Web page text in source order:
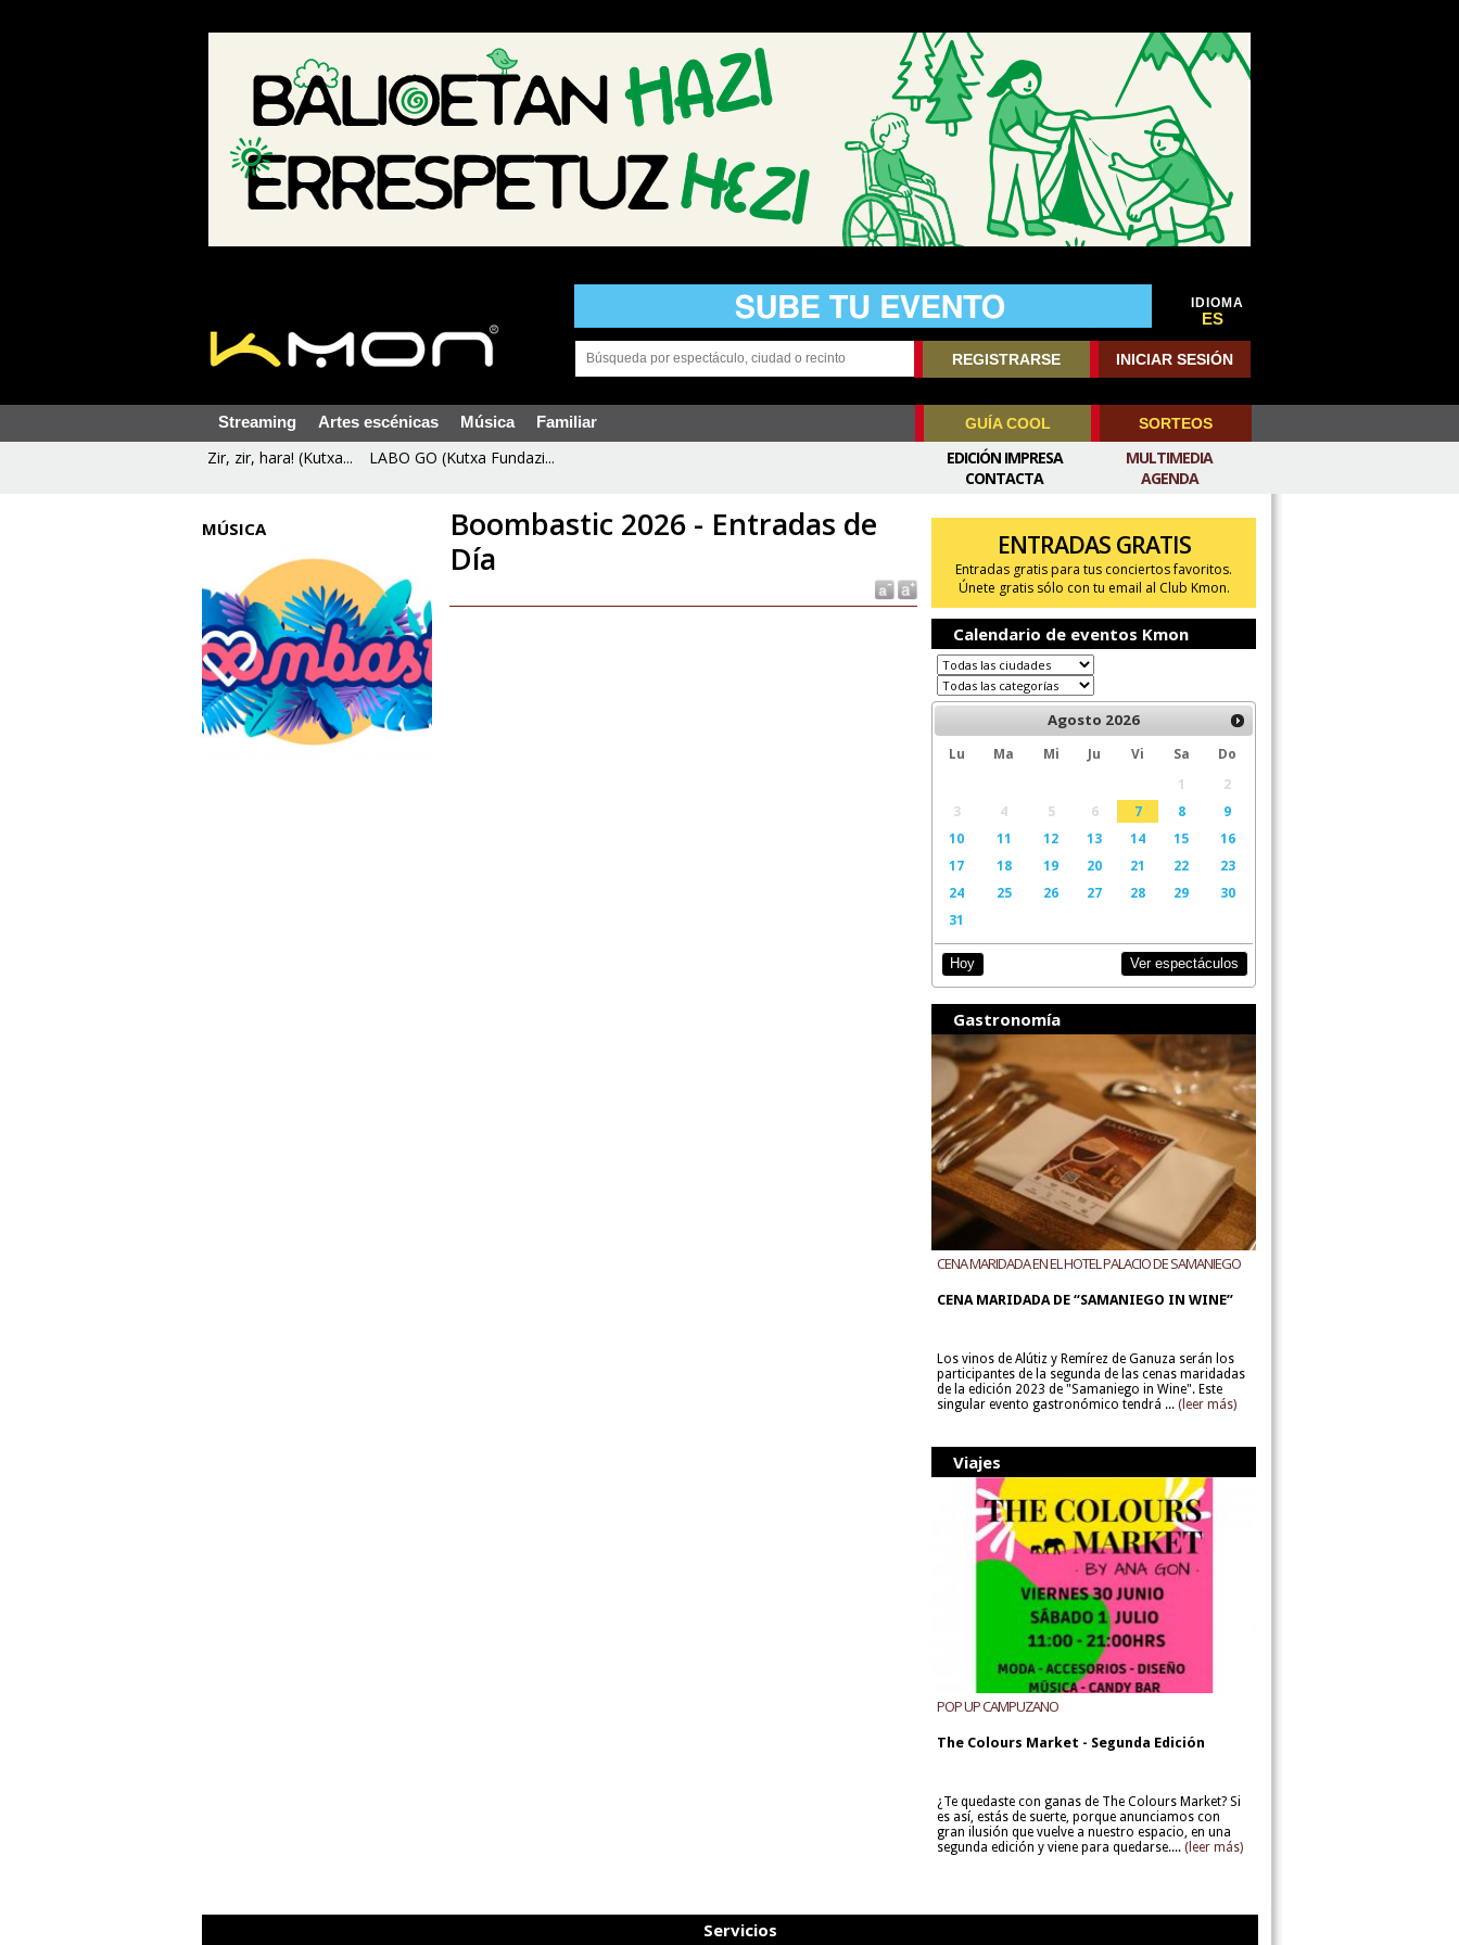
IDIOMA
ES
REGISTRARSE INICIAR SESIÓN
Streaming Artes escénicas Música Familiar GUÍA COOL SORTEOS
Zir, zir, hara! (Kutxa... LABO GO (Kutxa Fundazi...
MULTIMEDIA
AGENDA
EDICIÓN IMPRESA
CONTACTA
MÚSICA
Boombastic 2026 - Entradas de
Día
ENTRADAS GRATIS
Entradas gratis para tus conciertos favoritos.
Únete gratis sólo con tu email al Club Kmon.
Calendario de eventos Kmon
Agosto 2026
Lu Ma Mi Ju Vi Sa
Do
1
2
3
4 5 6 7 8
9
10
11 12 13 14 15
16
17
18 19 20 21 22
23
24
25 26 27 28 29
30
31
Hoy Ver espectáculos
Gastronomía
CENA MARIDADA EN EL HOTEL PALACIO DE SAMANIEGO
CENA MARIDADA DE “SAMANIEGO IN WINE”
Los vinos de Alútiz y Remírez de Ganuza serán los
participantes de la segunda de las cenas maridadas
de la edición 2023 de "Samaniego in Wine". Este
singular evento gastronómico tendrá ... (leer más)
Viajes
POP UP CAMPUZANO
The Colours Market - Segunda Edición
¿Te quedaste con ganas de The Colours Market? Si
es así, estás de suerte, porque anunciamos con
gran ilusión que vuelve a nuestro espacio, en una
segunda edición y viene para quedarse.... (leer más)
Servicios